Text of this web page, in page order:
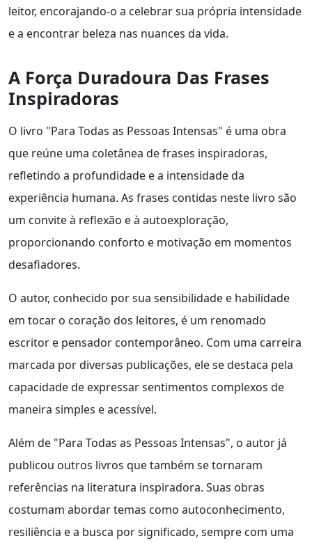
leitor, encorajando-o a celebrar sua própria intensidade
e a encontrar beleza nas nuances da vida.
A Força Duradoura Das Frases
Inspiradoras
O livro "Para Todas as Pessoas Intensas" é uma obra
que reúne uma coletânea de frases inspiradoras,
refletindo a profundidade e a intensidade da
experiência humana. As frases contidas neste livro são
um convite à reflexão e à autoexploração,
proporcionando conforto e motivação em momentos
desafiadores.
O autor, conhecido por sua sensibilidade e habilidade
em tocar o coração dos leitores, é um renomado
escritor e pensador contemporâneo. Com uma carreira
marcada por diversas publicações, ele se destaca pela
capacidade de expressar sentimentos complexos de
maneira simples e acessível.
Além de "Para Todas as Pessoas Intensas", o autor já
publicou outros livros que também se tornaram
referências na literatura inspiradora. Suas obras
costumam abordar temas como autoconhecimento,
resiliência e a busca por significado, sempre com uma